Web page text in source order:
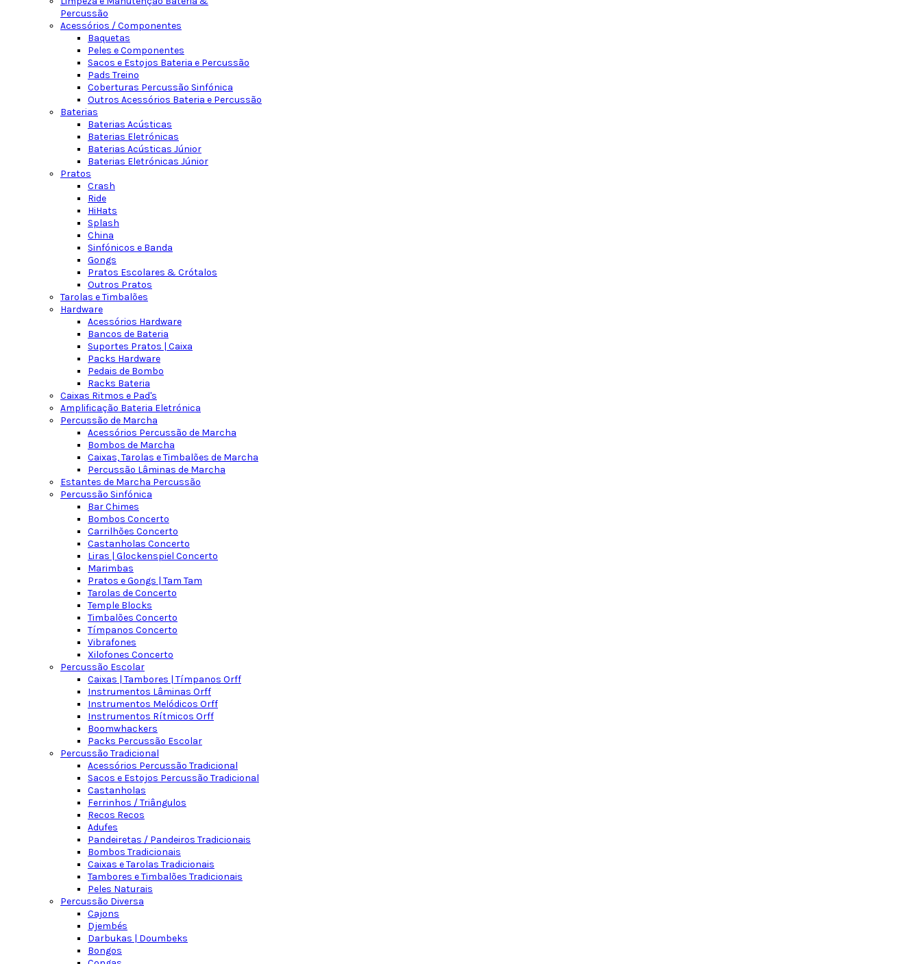
Percussão
Acessórios / Componentes
Baquetas
Peles e Componentes
Sacos e Estojos Bateria e Percussão
Pads Treino
Coberturas Percussão Sinfónica
Outros Acessórios Bateria e Percussão
Baterias
Baterias Acústicas
Baterias Eletrónicas
Baterias Acústicas Júnior
Baterias Eletrónicas Júnior
Pratos
Crash
Ride
HiHats
Splash
China
Sinfónicos e Banda
Gongs
Pratos Escolares & Crótalos
Outros Pratos
Tarolas e Timbalões
Hardware
Acessórios Hardware
Bancos de Bateria
Suportes Pratos | Caixa
Packs Hardware
Pedais de Bombo
Racks Bateria
Caixas Ritmos e Pad's
Amplificação Bateria Eletrónica
Percussão de Marcha
Acessórios Percussão de Marcha
Bombos de Marcha
Caixas, Tarolas e Timbalões de Marcha
Percussão Lâminas de Marcha
Estantes de Marcha Percussão
Percussão Sinfónica
Bar Chimes
Bombos Concerto
Carrilhões Concerto
Castanholas Concerto
Liras | Glockenspiel Concerto
Marimbas
Pratos e Gongs | Tam Tam
Tarolas de Concerto
Temple Blocks
Timbalões Concerto
Tímpanos Concerto
Vibrafones
Xilofones Concerto
Percussão Escolar
Caixas | Tambores | Tímpanos Orff
Instrumentos Lâminas Orff
Instrumentos Melódicos Orff
Instrumentos Rítmicos Orff
Boomwhackers
Packs Percussão Escolar
Percussão Tradicional
Acessórios Percussão Tradicional
Sacos e Estojos Percussão Tradicional
Castanholas
Ferrinhos / Triângulos
Recos Recos
Adufes
Pandeiretas / Pandeiros Tradicionais
Bombos Tradicionais
Caixas e Tarolas Tradicionais
Tambores e Timbalões Tradicionais
Peles Naturais
Percussão Diversa
Cajons
Djembés
Darbukas | Doumbeks
Bongos